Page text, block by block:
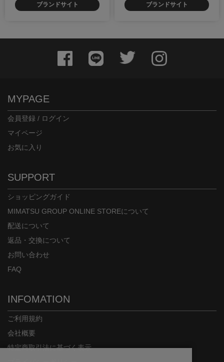
ブランドサイト ブランドサイト
MYPAGE
会員登録 / ログイン
マイページ
お気に入り
SUPPORT
ショッピングガイド
MIMATSU GROUP ONLINE STOREについて
配送について
返品・交換について
お問い合わせ
FAQ
INFOMATION
ご利用規約
会社概要
特定商取引法に基づく表示